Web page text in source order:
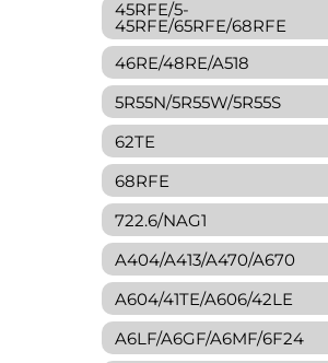
45RFE/5-
45RFE/65RFE/68RFE
46RE/48RE/A518
5R55N/5R55W/5R55S
62TE
68RFE
722.6/NAG1
A404/A413/A470/A670
A604/41TE/A606/42LE
A6LF/A6GF/A6MF/6F24